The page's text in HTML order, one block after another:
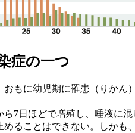
症の一つ
おもに幼児期に罹患（りかん
7日ほどで増殖し、唾液に
めることはできない。しか